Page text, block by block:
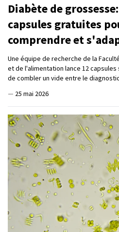
Diabète de
capsules gratuites
comprendre et
Une équipe de recherche de la
et de l'alimentation lance 12
de combler un vide entre le
— 25 mai 2026